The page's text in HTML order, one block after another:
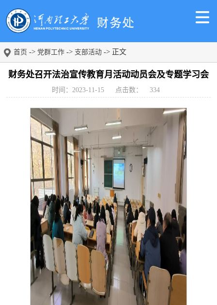
首页 -> 党群工作 -> 支部活动 -> 正文
财务处召开法治宣传教育月活动动员会及专题学习会
时间：2023-11-15 点击数： 334